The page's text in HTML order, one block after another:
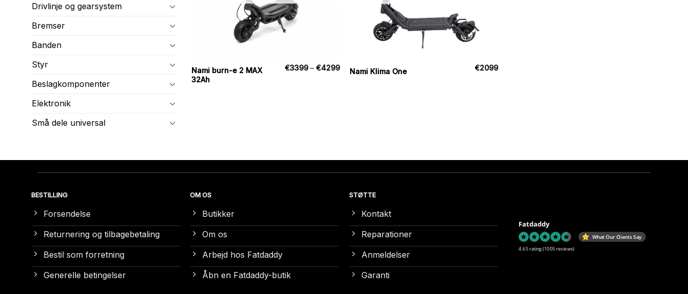
Drivlinje og gearsystem
Bremser
Banden
Styr
Beslagkomponenter
Elektronik
Små dele universal
Nami burn-e 2 MAX
32Ah
€3399 – €4299Prisinterval:
€3399
Nami Klima One €2099
BESTILLING
Forsendelse
Returnering og tilbagebetaling
Bestil som forretning
Generelle betingelser
OM OS
Butikker
Om os
Arbejd hos Fatdaddy
Åbn en Fatdaddy-butik
STØTTE
Kontakt
Reparationer
Anmeldelser
Garanti
Fatdaddy
What Our Clients Say
4.65 rating (1005 reviews)